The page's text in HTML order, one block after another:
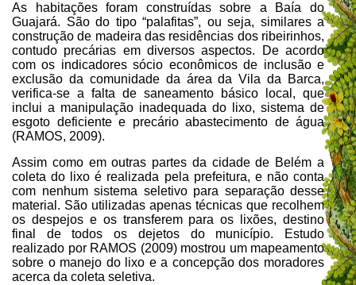
As habitações foram construídas sobre a Baía do
Guajará. São do tipo “palafitas”, ou seja, similares a
construção de madeira das residências dos ribeirinhos,
contudo precárias em diversos aspectos. De acordo
com os indicadores sócio econômicos de inclusão e
exclusão da comunidade da área da Vila da Barca,
verifica-se a falta de saneamento básico local, que
inclui a manipulação inadequada do lixo, sistema de
esgoto deficiente e precário abastecimento de água
(RAMOS, 2009).
Assim como em outras partes da cidade de Belém a
coleta do lixo é realizada pela prefeitura, e não conta
com nenhum sistema seletivo para separação desse
material. São utilizadas apenas técnicas que recolhem
os despejos e os transferem para os lixões, destino
final de todos os dejetos do município. Estudo
realizado por RAMOS (2009) mostrou um mapeamento
sobre o manejo do lixo e a concepção dos moradores
acerca da coleta seletiva.